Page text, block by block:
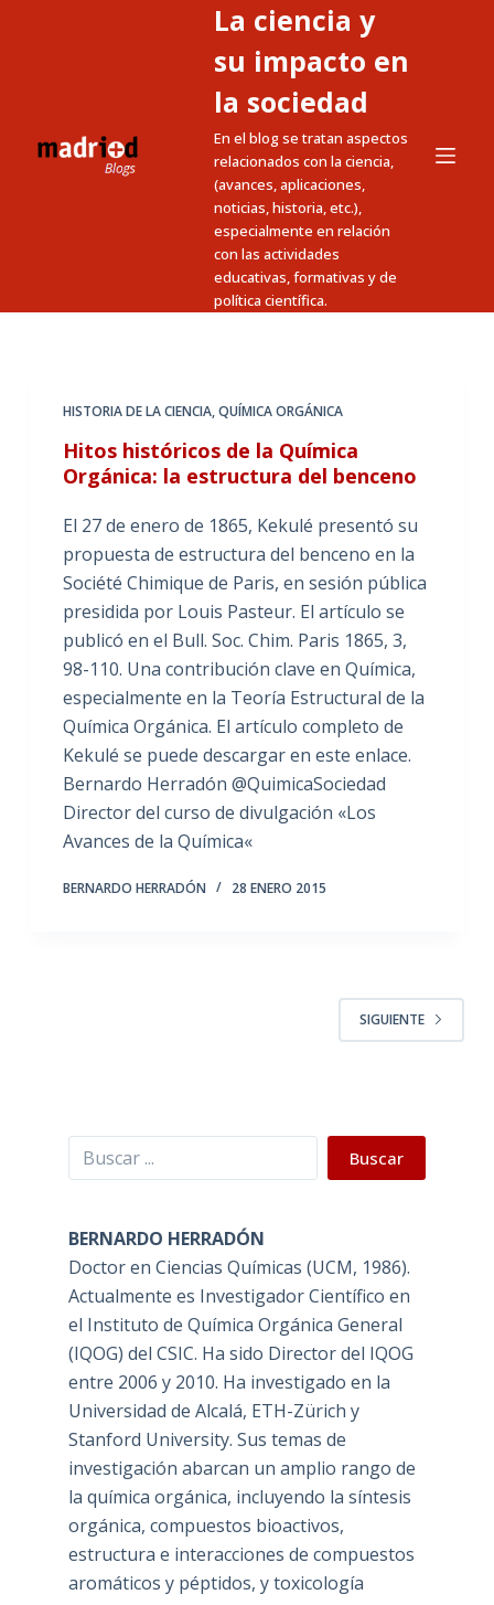
n
La ciencia y
su impacto en
la sociedad
En el blog se tratan aspectos
relacionados con la ciencia,
(avances, aplicaciones,
noticias, historia, etc.),
especialmente en relación
con las actividades
educativas, formativas y de
política científica.
HISTORIA DE LA CIENCIA,QUÍMICA ORGÁNICA
Hitos históricos de la Química
Orgánica: la estructura del benceno
El 27 de enero de 1865, Kekulé presentó su
propuesta de estructura del benceno en la
Société Chimique de Paris, en sesión pública
presidida por Louis Pasteur. El artículo se
publicó en el Bull. Soc. Chim. Paris 1865, 3,
98-110. Una contribución clave en Química,
especialmente en la Teoría Estructural de la
Química Orgánica. El artículo completo de
Kekulé se puede descargar en este enlace.
Bernardo Herradón @QuimicaSociedad
Director del curso de divulgación «Los
Avances de la Química«
BERNARDO HERRADÓN 28 ENERO 2015
SIGUIENTE
Buscar Buscar
BERNARDO HERRADÓN
Doctor en Ciencias Químicas (UCM, 1986).
Actualmente es Investigador Científico en
el Instituto de Química Orgánica General
(IQOG) del CSIC. Ha sido Director del IQOG
entre 2006 y 2010. Ha investigado en la
Universidad de Alcalá, ETH-Zürich y
Stanford University. Sus temas de
investigación abarcan un amplio rango de
la química orgánica, incluyendo la síntesis
orgánica, compuestos bioactivos,
estructura e interacciones de compuestos
aromáticos y péptidos, y toxicología